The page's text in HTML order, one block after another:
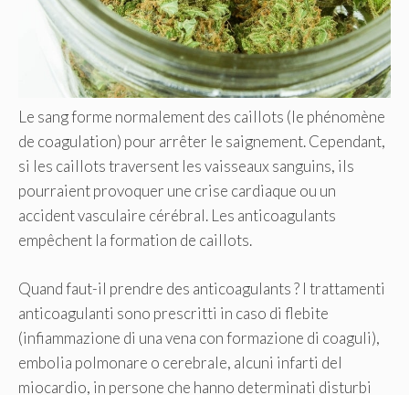
Le sang forme normalement des caillots (le phénomène
de coagulation) pour arrêter le saignement. Cependant,
si les caillots traversent les vaisseaux sanguins, ils
pourraient provoquer une crise cardiaque ou un
accident vasculaire cérébral. Les anticoagulants
empêchent la formation de caillots.
Quand faut-il prendre des anticoagulants ? I trattamenti
anticoagulanti sono prescritti in caso di flebite
(infiammazione di una vena con formazione di coaguli),
embolia polmonare o cerebrale, alcuni infarti del
miocardio, in persone che hanno determinati disturbi